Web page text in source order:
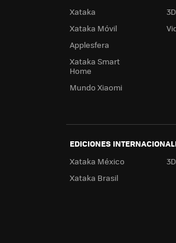
Xataka
Xataka Móvil
Applesfera
Xataka Smart
Home
Mundo Xiaomi
EDICIONES
Xataka México
Xataka Brasil